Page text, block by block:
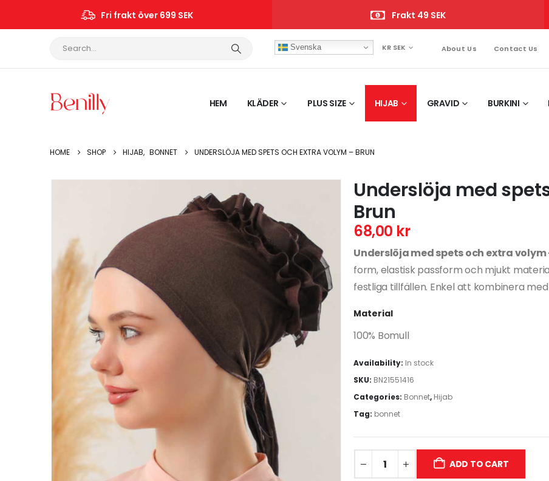
Fri frakt över 699 SEK Frakt 49 SEK
Svenska KR SEK About Us Contact Us
HEM KLÄDER PLUS SIZE HIJAB GRAVID BURKINI
HOME SHOP HIJAB, BONNET UNDERSLÖJA MED SPETS OCH EXTRA VOLYM – BRUN
Underslöja med
Brun
68,00 kr
Underslöja med spets och extra volym
form, elastisk passform och mjukt
festliga tillfällen. Enkel att kombinera
Material
100% Bomull
Availability: In stock
SKU: BN21551416
Categories: Bonnet, Hijab
Tag: bonnet
ADD TO CART